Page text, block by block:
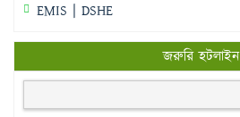
EMIS | DSHE
জরুরি হটলাইন